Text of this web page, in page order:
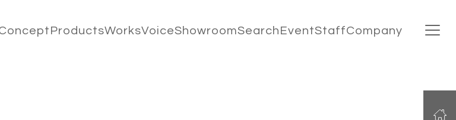
ProductsWorksVoiceShowroomSearch EventStaffCompany